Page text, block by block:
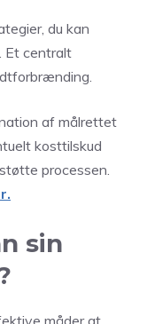
du kan
Et centralt
af målrettet
kosttilskud
processen.
sin
måder at